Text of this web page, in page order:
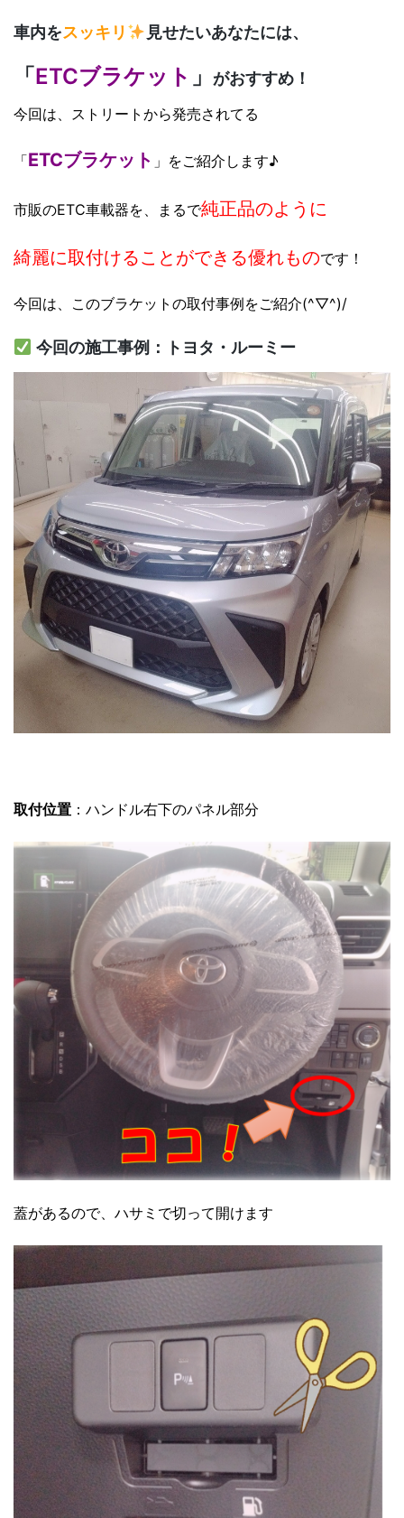
車内をスッキリ 見せたいあなたには、
「ETCブラケット 」 がおすすめ！
今回は、ストリートから発売されてる
「ETCブラケット 」をご紹介します♪
市販のETC車載器を、まるで純正品のように
綺麗に取付けることができる優れものです！
今回は、このブラケットの取付事例をご紹介(^▽^)/
今回の施工事例：トヨタ・ルーミー
取付位置 ：ハンドル右下のパネル部分
蓋があるので、ハサミで切って開けます